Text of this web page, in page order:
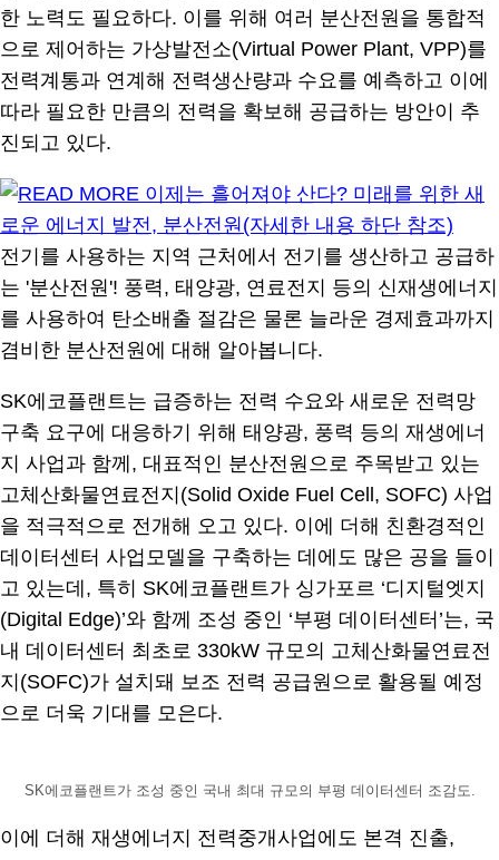
한 노력도 필요하다. 이를 위해 여러 분산전원을 통합적
으로 제어하는 가상발전소(Virtual Power Plant, VPP)를
전력계통과 연계해 전력생산량과 수요를 예측하고 이에
따라 필요한 만큼의 전력을 확보해 공급하는 방안이 추
진되고 있다.
전기를 사용하는 지역 근처에서 전기를 생산하고 공급하
는 '분산전원'! 풍력, 태양광, 연료전지 등의 신재생에너지
를 사용하여 탄소배출 절감은 물론 늘라운 경제효과까지
겸비한 분산전원에 대해 알아봅니다.
SK에코플랜트는 급증하는 전력 수요와 새로운 전력망
구축 요구에 대응하기 위해 태양광, 풍력 등의 재생에너
지 사업과 함께, 대표적인 분산전원으로 주목받고 있는
고체산화물연료전지(Solid Oxide Fuel Cell, SOFC) 사업
을 적극적으로 전개해 오고 있다. 이에 더해 친환경적인
데이터센터 사업모델을 구축하는 데에도 많은 공을 들이
고 있는데, 특히 SK에코플랜트가 싱가포르 ‘디지털엣지
(Digital Edge)’와 함께 조성 중인 ‘부평 데이터센터’는, 국
내 데이터센터 최초로 330kW 규모의 고체산화물연료전
지(SOFC)가 설치돼 보조 전력 공급원으로 활용될 예정
으로 더욱 기대를 모은다.
SK에코플랜트가 조성 중인 국내 최대 규모의 부평 데이터센터 조감도.
이에 더해 재생에너지 전력중개사업에도 본격 진출,